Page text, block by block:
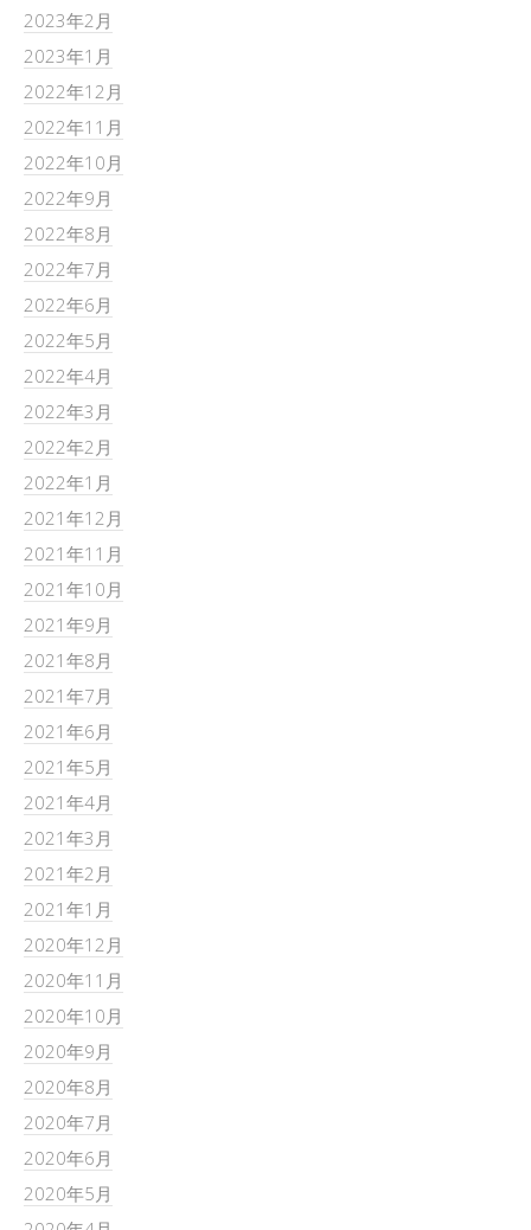
2023年2月
2023年1月
2022年12月
2022年11月
2022年10月
2022年9月
2022年8月
2022年7月
2022年6月
2022年5月
2022年4月
2022年3月
2022年2月
2022年1月
2021年12月
2021年11月
2021年10月
2021年9月
2021年8月
2021年7月
2021年6月
2021年5月
2021年4月
2021年3月
2021年2月
2021年1月
2020年12月
2020年11月
2020年10月
2020年9月
2020年8月
2020年7月
2020年6月
2020年5月